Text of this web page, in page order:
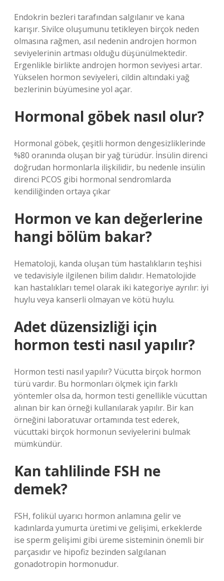
Endokrin bezleri tarafından salgılanır ve kana
karışır. Sivilce oluşumunu tetikleyen birçok neden
olmasına rağmen, asıl nedenin androjen hormon
seviyelerinin artması olduğu düşünülmektedir.
Ergenlikle birlikte androjen hormon seviyesi artar.
Yükselen hormon seviyeleri, cildin altındaki yağ
bezlerinin büyümesine yol açar.
Hormonal göbek nasıl olur?
Hormonal göbek, çeşitli hormon dengesizliklerinde
%80 oranında oluşan bir yağ türüdür. İnsülin direnci
doğrudan hormonlarla ilişkilidir, bu nedenle insülin
direnci PCOS gibi hormonal sendromlarda
kendiliğinden ortaya çıkar
Hormon ve kan değerlerine
hangi bölüm bakar?
Hematoloji, kanda oluşan tüm hastalıkların teşhisi
ve tedavisiyle ilgilenen bilim dalıdır. Hematolojide
kan hastalıkları temel olarak iki kategoriye ayrılır: iyi
huylu veya kanserli olmayan ve kötü huylu.
Adet düzensizliği için
hormon testi nasıl yapılır?
Hormon testi nasıl yapılır? Vücutta birçok hormon
türü vardır. Bu hormonları ölçmek için farklı
yöntemler olsa da, hormon testi genellikle vücuttan
alınan bir kan örneği kullanılarak yapılır. Bir kan
örneğini laboratuvar ortamında test ederek,
vücuttaki birçok hormonun seviyelerini bulmak
mümkündür.
Kan tahlilinde FSH ne
demek?
FSH, folikül uyarıcı hormon anlamına gelir ve
kadınlarda yumurta üretimi ve gelişimi, erkeklerde
ise sperm gelişimi gibi üreme sisteminin önemli bir
parçasıdır ve hipofiz bezinden salgılanan
gonadotropin hormonudur.